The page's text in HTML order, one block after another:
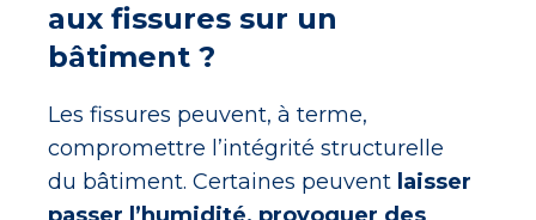
aux fissures sur un
bâtiment ?
Les fissures peuvent, à terme,
compromettre l’intégrité structurelle
du bâtiment. Certaines peuvent laisser